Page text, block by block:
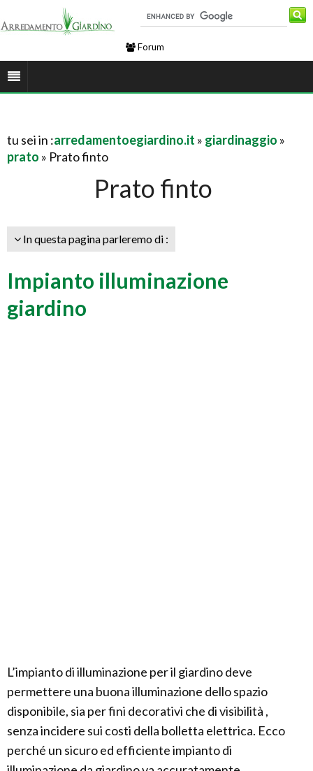
Forum
tu sei in :arredamentoegiardino.it » giardinaggio »
prato » Prato finto
Prato finto
In questa pagina parleremo di :
Impianto illuminazione
giardino
L’impianto di illuminazione per il giardino deve
permettere una buona illuminazione dello spazio
disponibile, sia per fini decorativi che di visibilità ,
senza incidere sui costi della bolletta elettrica. Ecco
perché un sicuro ed efficiente impianto di